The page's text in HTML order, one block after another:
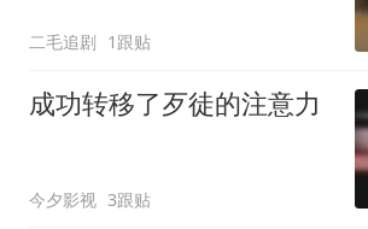
二毛追剧 1跟贴
成功转移了歹徒的注意力
今夕影视 3跟贴